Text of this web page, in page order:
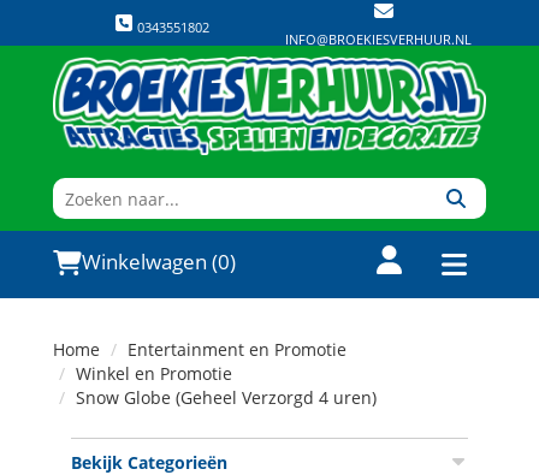
0343551802
INFO@BROEKIESVERHUUR.NL
Winkelwagen (0)
Home
Entertainment en Promotie
Winkel en Promotie
Snow Globe (Geheel Verzorgd 4 uren)
Bekijk Categorieën